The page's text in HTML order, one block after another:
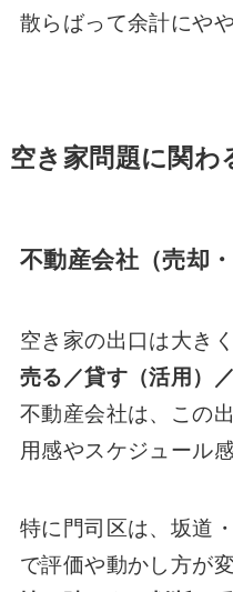
散らばって余計にや
空き家問題に関わ
不動産会社（売却
空き家の出口は大き
売る／貸す（活用）
不動産会社は、この
用感やスケジュール
特に門司区は、坂道
で評価や動かし方が